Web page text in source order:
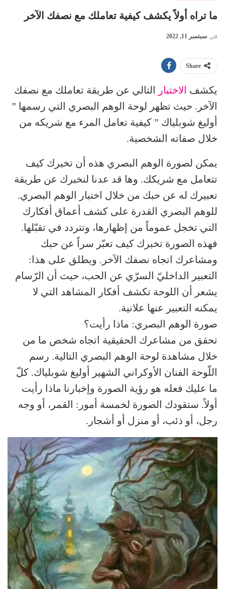
ما تراه أولاً يكشف كيفية تعاملك مع نصفك الآخر
في سبتمبر 11, 2022
Share
يكشف الاختبار
التالي عن طريقة تعاملك مع نصفك
الآخر. حيث تظهر لوحة الوهم البصري التي رسمها ”
أوليغ شوبلياك ” كيفية تعامل المرء مع شريكه من
خلال صفاته الشخصية.
يمكن لصورة الوهم البصري هذه أن تخبرك كيف
تتعامل مع شريكك. وها قد عدنا لنخبرك عن طريقة
تعبيرك له عن حبك من خلال اختبار الوهم البصري.
للوهم البصري القدرة على كشف أعماق أفكارك
التي تخجل عموماً من إظهارها، وتتردد في تقبّلها.
فهذه الصورة تخبرك كيف تعبّر سراً عن حبك
ومشاعرك اتجاه نصفك الآخر. ويطلق على هذا:
التعبير الداخليّ السرّي عن الحب، حيث أن الرّسام
يشعر أن اللوحة تكشف أفكار المشاهد التي لا
يمكنه التعبير عنها علانية.
صورة الوهم البصري: ماذا رأيت؟
تحقق من مشاعرك الحقيقية اتجاه شخص ما من
خلال مشاهدة لوحة الوهم البصري التالية. رسم
اللّوحة الفنان الأوكراني الشهير أوليغ شوبلياك. كلّ
ما عليك فعله هو رؤية الصورة وإخبارنا ماذا رأيت
أولاً. ستقودك الصورة لخمسة أمور: القمر، أو وجه
رجل، أو ذئب، أو منزل أو أشجار.